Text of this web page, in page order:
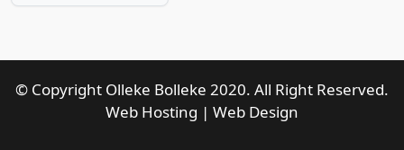
© Copyright Olleke Bolleke 2020. All Right Reserved.
Web Hosting | Web Design